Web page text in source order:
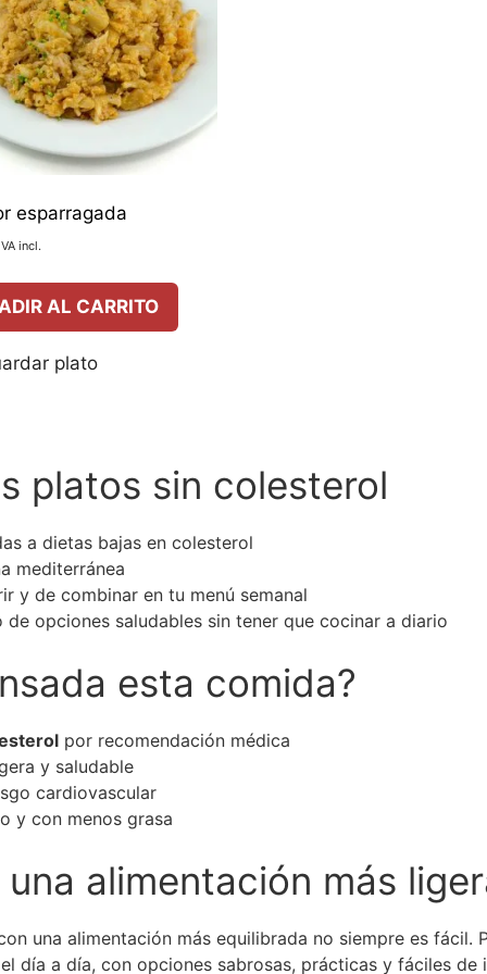
esparragada
incl.
AL CARRITO
plato
platos sin colesterol
a dietas bajas en colesterol
mediterránea
y de combinar en tu menú semanal
opciones saludables sin tener que cocinar a diario
esta comida?
por recomendación médica
y saludable
cardiovascular
y con menos grasa
alimentación más
una alimentación más equilibrada no siempre es fácil.
día a día, con opciones sabrosas, prácticas y fáciles de